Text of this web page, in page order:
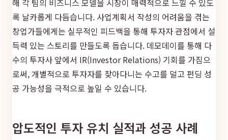
록 날카롭게 다듬습니다. 사업계획서 작성의 어려움을 겪는
창업가들에게는 실무적인 피드백을 통해 투자자 관점에서 설
득력 있는 스토리를 만들도록 돕습니다. 데모데이를 통해 다
수의 투자사 앞에서 IR(Investor Relations) 기회를 가짐으
로써, 개별적으로 투자자를 찾아다니는 수고를 덜고 펀딩 성
공 가능성을 극적으로 높일 수 있습니다.
압도적인 투자 유치 실적과 성공 사례